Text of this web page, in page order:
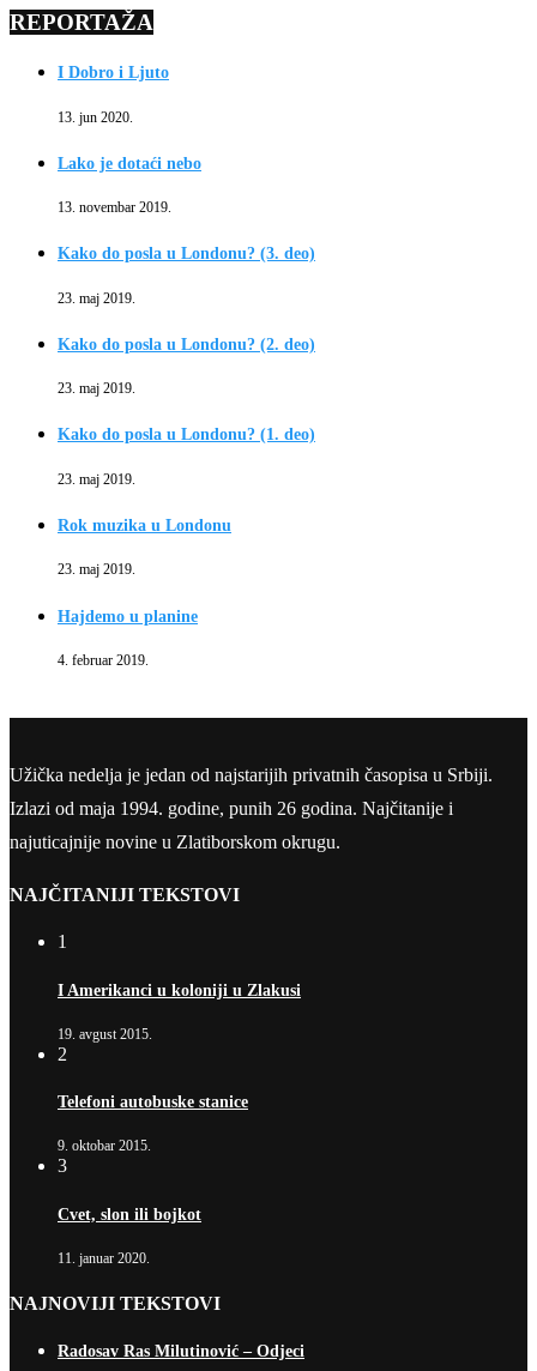
REPORTAŽA
I Dobro i Ljuto
13. jun 2020.
Lako je dotaći nebo
13. novembar 2019.
Kako do posla u Londonu? (3. deo)
23. maj 2019.
Kako do posla u Londonu? (2. deo)
23. maj 2019.
Kako do posla u Londonu? (1. deo)
23. maj 2019.
Rok muzika u Londonu
23. maj 2019.
Hajdemo u planine
4. februar 2019.
Užička nedelja je jedan od najstarijih privatnih časopisa u Srbiji.
Izlazi od maja 1994. godine, punih 26 godina. Najčitanije i
najuticajnije novine u Zlatiborskom okrugu.
NAJČITANIJI TEKSTOVI
1
I Amerikanci u koloniji u Zlakusi
19. avgust 2015.
2
Telefoni autobuske stanice
9. oktobar 2015.
3
Cvet, slon ili bojkot
11. januar 2020.
NAJNOVIJI TEKSTOVI
Radosav Ras Milutinović – Odjeci